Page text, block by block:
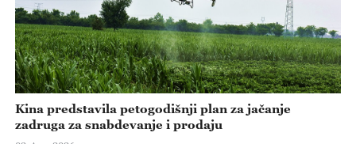
Kina predstavila petogodišnji plan za jačanje
zadruga za snabdevanje i prodaju